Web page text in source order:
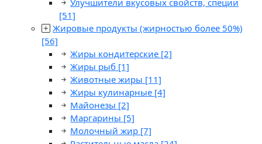
Улучшители вкусовых свойств, специи
[51]
Жировые продукты (жирностью более 50%)
[56]
Жиры кондитерские [2]
Жиры рыб [1]
Животные жиры [11]
Жиры кулинарные [4]
Майонезы [2]
Маргарины [5]
Молочный жир [7]